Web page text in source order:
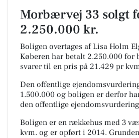
Morbærvej 33 solgt
2.250.000 kr.
Boligen overtages af Lisa Holm
Køberen har betalt 2.250.000 for
svarer til en pris på 21.429 pr
Den offentlige
1.500.000 og boligen er derfor
den offentlige
Boligen er en rækkehus med 3
kvm. og er opført i 2014.